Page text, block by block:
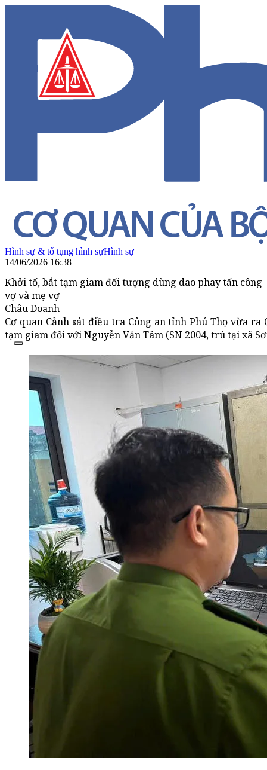
Hình sự & tố tụng hình sựHình sự
14/06/2026 16:38
Khởi tố, bắt tạm giam đối tượng dùng dao phay tấn công
vợ và mẹ vợ
Châu Doanh
Cơ quan Cảnh sát điều tra Công an tỉnh Phú Thọ vừa
tạm giam đối với Nguyễn Văn Tâm (SN 2004, trú tại xã